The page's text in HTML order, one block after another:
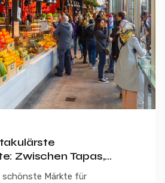
Zwischen Tapas,
schönste Märkte für